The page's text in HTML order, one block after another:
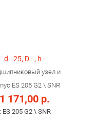
d - 25, D - , h -
узел и
ES 205 G2 \ SNR
1 171,00 р.
ES 205 G2 \ SNR